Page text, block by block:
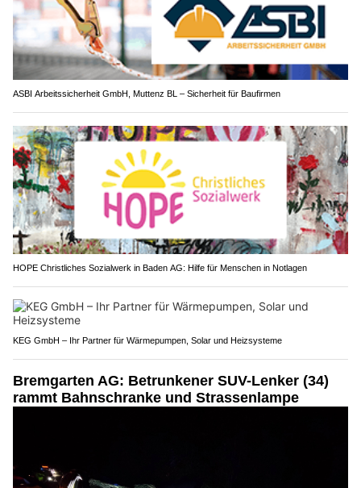
ASBI Arbeitssicherheit GmbH, Muttenz BL – Sicherheit für Baufirmen
HOPE Christliches Sozialwerk in Baden AG: Hilfe für Menschen in Notlagen
KEG GmbH – Ihr Partner für Wärmepumpen, Solar und Heizsysteme
Bremgarten AG: Betrunkener SUV-Lenker (34)
rammt Bahnschranke und Strassenlampe